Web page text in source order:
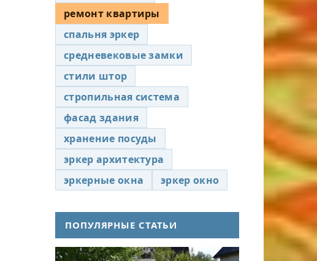
ремонт квартиры
спальня эркер
средневековые замки
стили штор
стропильная система
фасад здания
хранение посуды
эркер архитектура
эркерные окна
эркер окно
ПОПУЛЯРНЫЕ СТАТЬИ